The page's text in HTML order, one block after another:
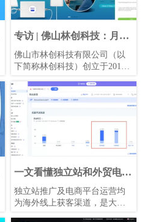
专访 | 佛山林创科技：月询
盘上百，单笔成交超10万的
秘诀！
佛山市林创科技有限公司（以
下简称林创科技）创立于2012
发、生产及销售。属行业龙头
企业，主营产品是手机信号放
大器，主要用于手机网络2G、
3G、4G、5G的通讯信号的改
善，产品可应用于隧道、山
区、厂房、办公室、家庭住
宅，目前已为全球超1亿用户提
供了信号覆盖质量提升的方
一文看懂独立站和外贸电商
平台的区别
独立站推广及电商平台运营均
为海外线上获客渠道，是大多